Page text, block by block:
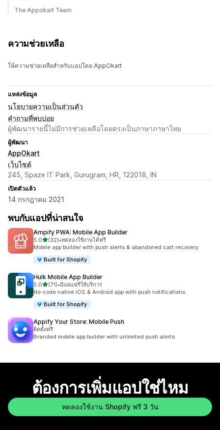
The Appokart Team
ความช่วยเหลือ
ให้ความช่วยเหลือสำหรับแอปโดย AppOkart
แหล่งข้อมูล
นโยบายความเป็นส่วนตัว
คำถามที่พบบ่อย
ผู้พัฒนารายนี้ไม่มีการช่วยเหลือโดยตรงเป็นภาษาภาษาไทย
ผู้พัฒนา
AppOkart
เว็บไซต์
245, Spaze IT Park, Gurugram, HR, 122018, IN
เปิดตัวแล้ว
14 กรกฎาคม 2021
พบกับแอปที่น่าสนใจ
Ampify PWA: Mobile App Builder
5.0เต็ม 5 ดาว
(32)
ทั้งหมด 32 รีวิว
•ทดลองใช้งานได้ฟรี
Mobile app builder with push alerts & abandoned cart recovery
Built for Shopify
Hulk Mobile App Builder
5.0เต็ม 5 ดาว
(71)
ทั้งหมด 71 รีวิว
•มีแผนฟรีให้บริการ
No-code native iOS & Android app with push notifications.
Built for Shopify
Appify Your Store: Mobile Push
ติดตั้งฟรี
Branded mobile app builder with unlimited push alerts
ต้องการเพิ่มแอปใช่ไหม
ทดลองใช้งาน Shopify ฟรี 3 วัน